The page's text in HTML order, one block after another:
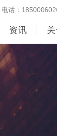
电话：
资讯